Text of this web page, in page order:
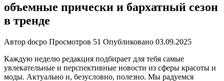
объемные прически и бархатный сезон
в тренде
Автор docpo Просмотров 51 Опубликовано 03.09.2025
Каждую неделю редакция подбирает для тебя самые
увлекательные и перспективные новости из сферы красоты и
моды. Актуально и, безусловно, полезно. Мы радуемся